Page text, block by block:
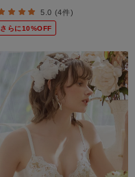
5.0 (4件)
さらに10%OFF